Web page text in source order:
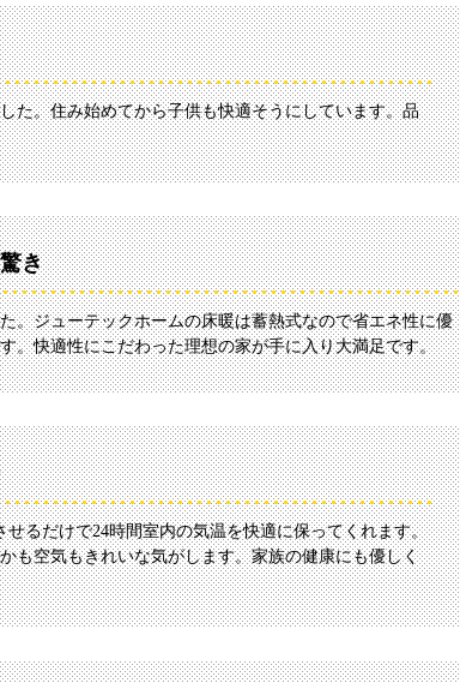
た。住み始めてから子供も快適そうにしています。品
き
。ジューテックホームの床暖は蓄熱式なので省エネ性に優
。快適性にこだわった理想の家が手に入り大満足です。
るだけで24時間室内の気温を快適に保ってくれます。
も空気もきれいな気がします。家族の健康にも優しく